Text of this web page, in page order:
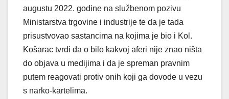
augustu 2022. godine na službenom pozivu
Ministarstva trgovine i industrije te da je tada
prisustvovao sastancima na kojima je bio i Kol.
Košarac tvrdi da o bilo kakvoj aferi nije znao ništa
do objava u medijima i da je spreman pravnim
putem reagovati protiv onih koji ga dovode u vezu
s narko-kartelima.